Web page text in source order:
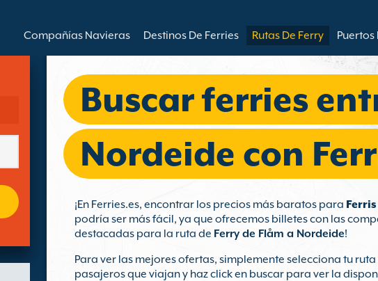
Compañías Navieras Destinos De Ferries Rutas De Ferry Puertos
Buscar ferries
Nordeide con
¡En Ferries.es, encontrar los precios más baratos para
podría ser más fácil, ya que ofrecemos billetes con las
destacadas para la ruta de Ferry de Flåm a Nordeide!
Para ver las mejores ofertas, simplemente selecciona tu
pasajeros que viajan y haz click en buscar para ver la